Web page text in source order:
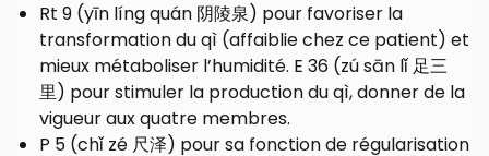
Rt 9 (yīn líng quán 阴陵泉) pour favoriser la
transformation du qì (affaiblie chez ce patient) et
mieux métaboliser l’humidité. E 36 (zú sān lǐ 足三
里) pour stimuler la production du qì, donner de la
vigueur aux quatre membres.
P 5 (chǐ zé 尺泽) pour sa fonction de régularisation